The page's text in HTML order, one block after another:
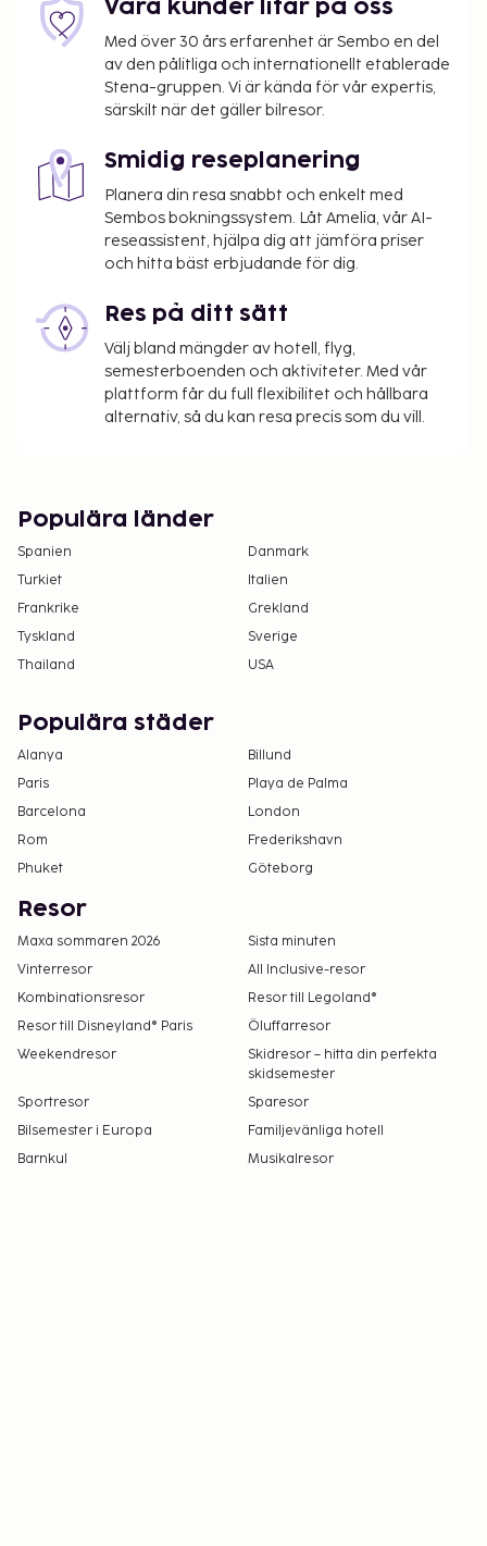
Våra kunder litar på oss
Med över 30 års erfarenhet är Sembo en del
av den pålitliga och internationellt etablerade
Stena-gruppen. Vi är kända för vår expertis,
särskilt när det gäller bilresor.
Smidig reseplanering
Planera din resa snabbt och enkelt med
Sembos bokningssystem. Låt Amelia, vår AI-
reseassistent, hjälpa dig att jämföra priser
och hitta bäst erbjudande för dig.
Res på ditt sätt
Välj bland mängder av hotell, flyg,
semesterboenden och aktiviteter. Med vår
plattform får du full flexibilitet och hållbara
alternativ, så du kan resa precis som du vill.
Populära länder
Spanien
Danmark
Turkiet
Italien
Frankrike
Grekland
Tyskland
Sverige
Thailand
USA
Populära städer
Alanya
Billund
Paris
Playa de Palma
Barcelona
London
Rom
Frederikshavn
Phuket
Göteborg
Resor
Maxa sommaren 2026
Sista minuten
Vinterresor
All Inclusive-resor
Kombinationsresor
Resor till Legoland®
Resor till Disneyland® Paris
Öluffarresor
Weekendresor
Skidresor – hitta din perfekta
skidsemester
Sportresor
Sparesor
Bilsemester i Europa
Familjevänliga hotell
Barnkul
Musikalresor